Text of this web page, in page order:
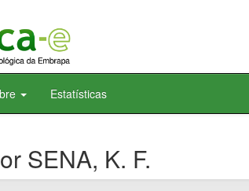
Estatísticas
SENA, K. F.